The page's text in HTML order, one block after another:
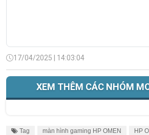
17/04/2025 | 14:03:04
XEM THÊM CÁC NHÓM
Tag màn hình gaming HP OMEN
HP